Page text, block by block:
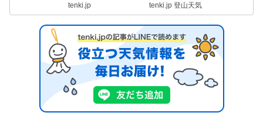
tenki.jp tenki.jp 登山天気